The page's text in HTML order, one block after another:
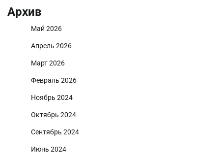
Архив
Май 2026
Апрель 2026
Март 2026
Февраль 2026
Ноябрь 2024
Октябрь 2024
Сентябрь 2024
Июнь 2024